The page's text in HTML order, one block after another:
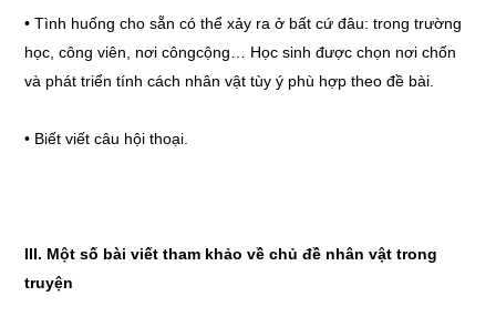
• Tình huống cho sẵn có thể xảy ra ở bất cứ đâu: trong trường
học, công viên, nơi côngcộng… Học sinh được chọn nơi chốn
và phát triển tính cách nhân vật tùy ý phù hợp theo đề bài.
• Biết viết câu hội thoại.
III. Một số bài viết tham khảo về chủ đề nhân vật trong
truyện